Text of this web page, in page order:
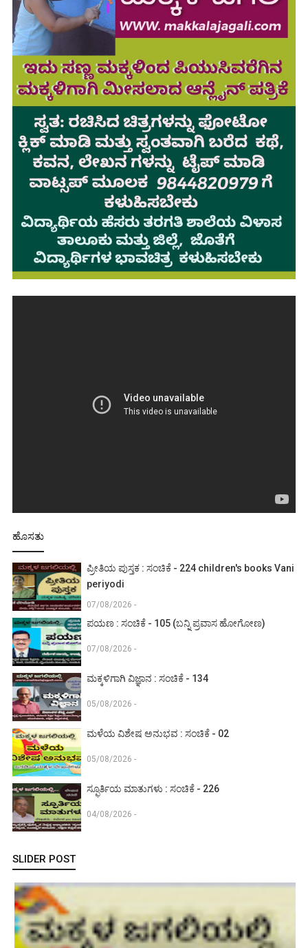
ಹೊಸತು
ಪ್ರೀತಿಯ ಪುಸ್ತಕ : ಸಂಚಿಕೆ - 224 children's books Vani
periyodi
07/08/2026 -
ಪಯಣ : ಸಂಚಿಕೆ - 105 (ಬನ್ನಿ ಪ್ರವಾಸ ಹೋಗೋಣ)
07/08/2026 -
ಮಕ್ಕಳಿಗಾಗಿ ವಿಜ್ಞಾನ : ಸಂಚಿಕೆ - 134
05/08/2026 -
ಮಳೆಯ ವಿಶೇಷ ಅನುಭವ : ಸಂಚಿಕೆ - 02
05/08/2026 -
ಸ್ಫೂರ್ತಿಯ ಮಾತುಗಳು : ಸಂಚಿಕೆ - 226
04/08/2026 -
SLIDER POST